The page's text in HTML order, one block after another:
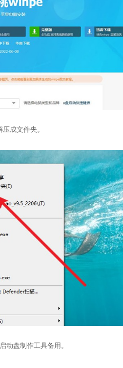
成文件夹。
动盘制作工具备用。